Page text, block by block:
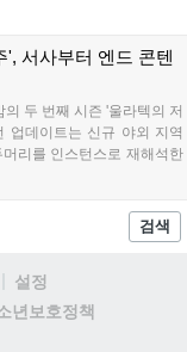
영향력을 확대해 e
시상식이 e스포츠의
되도록 노력하겠다
', 서사부터 엔드 콘텐
두 번째 시즌 '울라텍의 저
업데이트는 신규 야외 지역
리를 인스턴스로 재해석한
개선 및 신화+ 던전 로테이
검색
설정
년보호정책